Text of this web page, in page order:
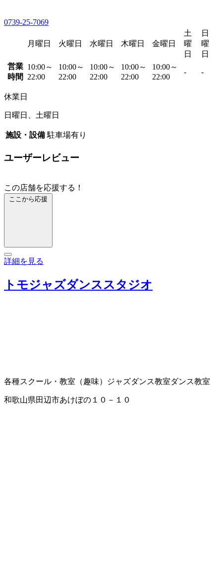
0739-25-7069
月曜日 火曜日 水曜日 木曜日 金曜日
土
曜
日
日
曜
日
営業
時間
10:00～
22:00
10:00～
22:00
10:00～
22:00
10:00～
22:00
10:00～
22:00
- -
休業日
日曜日、土曜日
施設・設備 駐車場有り
ユーザーレビュー
この店舗を応援する！
ここから応援
詳細を見る
トモジャズダンススタジオ
各種スクール・教室（趣味） ジャズダンス教室ダンス教室
和歌山県田辺市あけぼの１０－１０